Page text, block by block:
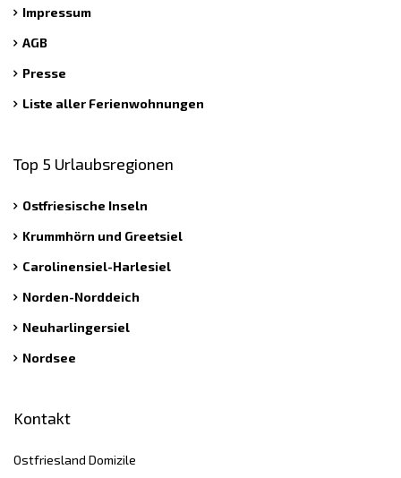
Impressum
AGB
Presse
Liste aller Ferienwohnungen
Top 5 Urlaubsregionen
Ostfriesische Inseln
Krummhörn und Greetsiel
Carolinensiel-Harlesiel
Norden-Norddeich
Neuharlingersiel
Nordsee
Kontakt
Ostfriesland Domizile